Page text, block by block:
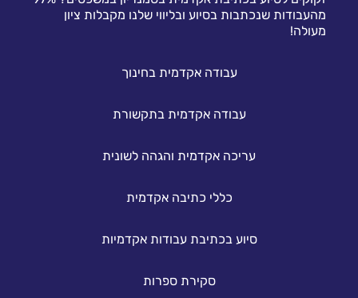
מהעבודות שנכתבות בסיוע ובליווי שלנו מקבלות ציון
מעולה!
עבודה אקדמית בחינוך
עבודה אקדמית בתקשורת
עריכה אקדמית והגהה לשונית
כללי כתיבה אקדמית
סיוע בכתיבת עבודות אקדמיות
סקירת ספרות